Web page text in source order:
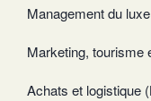
Management du
Marketing, tourisme
Achats et logistique